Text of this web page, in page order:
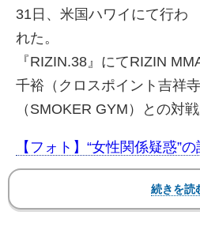
31日、米国ハワイにて行わ
れた。
『RIZIN.38』にてRIZIN
千裕（クロスポイント吉祥
（SMOKER GYM）との対
【フォト】“女性関係疑惑”
情の鈴木、フェイスオフで